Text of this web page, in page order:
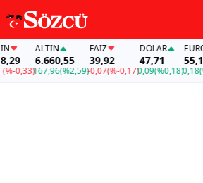
0,33)
ALTIN
6.660,55
167,96(%2,59)
FAİZ
39,92
-0,07(%-0,17)
DOLAR
47,71
0,09(%0,18)
EURO
55,19
0,18